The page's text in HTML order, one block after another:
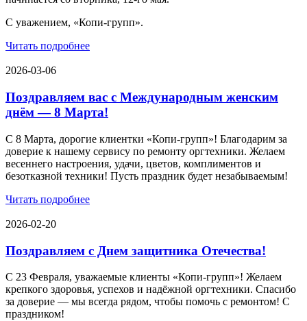
С уважением, «Копи-групп».
Читать подробнее
2026-03-06
Поздравляем вас с Международным женским
днём — 8 Марта!
С 8 Марта, дорогие клиентки «Копи‑групп»! Благодарим за
доверие к нашему сервису по ремонту оргтехники. Желаем
весеннего настроения, удачи, цветов, комплиментов и
безотказной техники! Пусть праздник будет незабываемым!
Читать подробнее
2026-02-20
Поздравляем с Днем защитника Отечества!
С 23 Февраля, уважаемые клиенты «Копи‑групп»! Желаем
крепкого здоровья, успехов и надёжной оргтехники. Спасибо
за доверие — мы всегда рядом, чтобы помочь с ремонтом! С
праздником!